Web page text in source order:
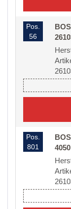
Pos.
56
Pos.
801